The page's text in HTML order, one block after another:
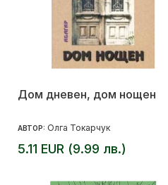
Дом дневен, дом нощен
АВТОР: Олга Токарчук
5.11 EUR (9.99 лв.)